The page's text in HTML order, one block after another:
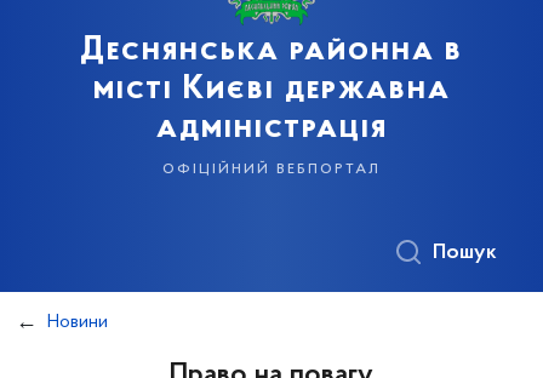
Деснянська районна в
місті Києві державна
адміністрація
офіційний вебпортал
Пошук
Новини